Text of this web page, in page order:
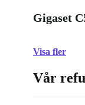
Gigaset
Visa fler
Vår